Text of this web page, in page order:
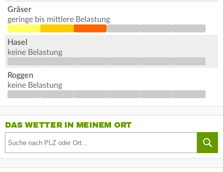
Gräser
geringe bis mittlere Belastung
Hasel
keine Belastung
Roggen
keine Belastung
DAS WETTER IN MEINEM ORT